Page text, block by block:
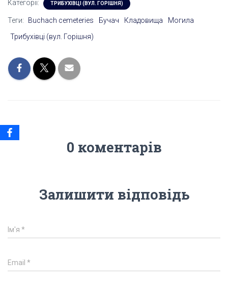
Категорії: ТРИБУХІВЦІ (ВУЛ. ГОРІШНЯ)
Теги: Buchach cemeteries Бучач Кладовища
Могила
Трибухівці (вул. Горішня)
0 коментарів
Залишити відповідь
Ім'я *
Email *